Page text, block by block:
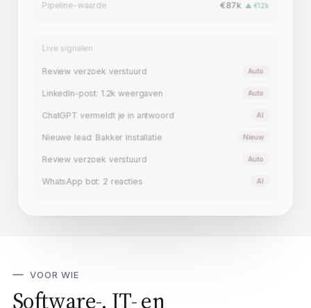
Pipeline-waarde €87k ▲ €12k
Live signalen
WhatsApp bot: 3 reacties AI
Review verzoek verstuurd Auto
LinkedIn-post: 1.2k weergaven Auto
ChatGPT vermeldt je in antwoord AI
Nieuwe lead: Bakker Installatie Nieuw
Review verzoek verstuurd Auto
VOOR WIE